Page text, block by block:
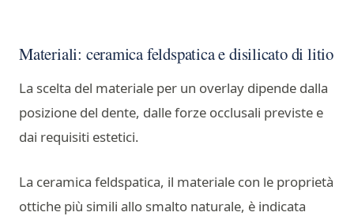
Materiali: ceramica feldspatica e disilicato di litio
La scelta del materiale per un overlay dipende dalla
posizione del dente, dalle forze occlusali previste e
dai requisiti estetici.
La ceramica feldspatica, il materiale con le proprietà
ottiche più simili allo smalto naturale, è indicata